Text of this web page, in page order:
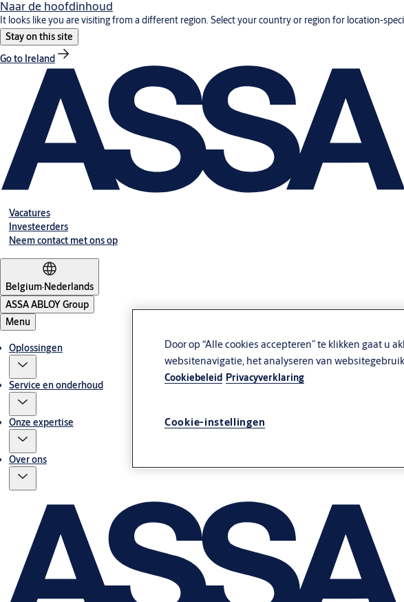
Naar de hoofdinhoud
It looks like you are visiting from a different region. Select your country or region for location-
Stay on this site
Go to Ireland
Vacatures
Investeerders
Neem contact met ons op
Belgium·Nederlands
ASSA ABLOY Group
Menu
Oplossingen
Service en onderhoud
Onze expertise
Over ons
Door op “Alle cookies accepteren” te klikken gaat u
websitenavigatie, het analyseren van
Cookiebeleid Privacyverklaring
Cookie-instellingen